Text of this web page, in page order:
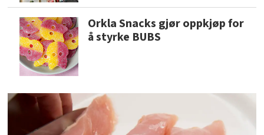
Orkla Snacks gjør oppkjøp for
å styrke BUBS